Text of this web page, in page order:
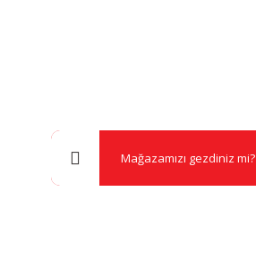
Mağazamızı gezdiniz mi?